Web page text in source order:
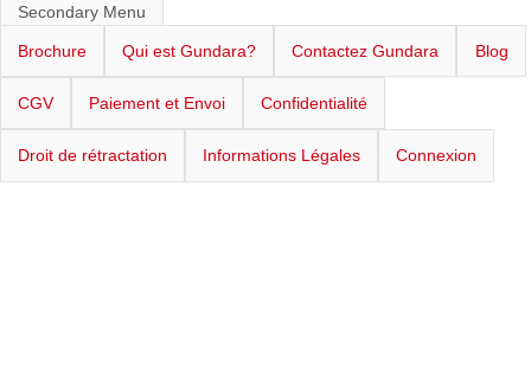
Secondary Menu
Brochure Qui est Gundara? Contactez Gundara Blog
CGV Paiement et Envoi Confidentialité
Droit de rétractation Informations Légales Connexion